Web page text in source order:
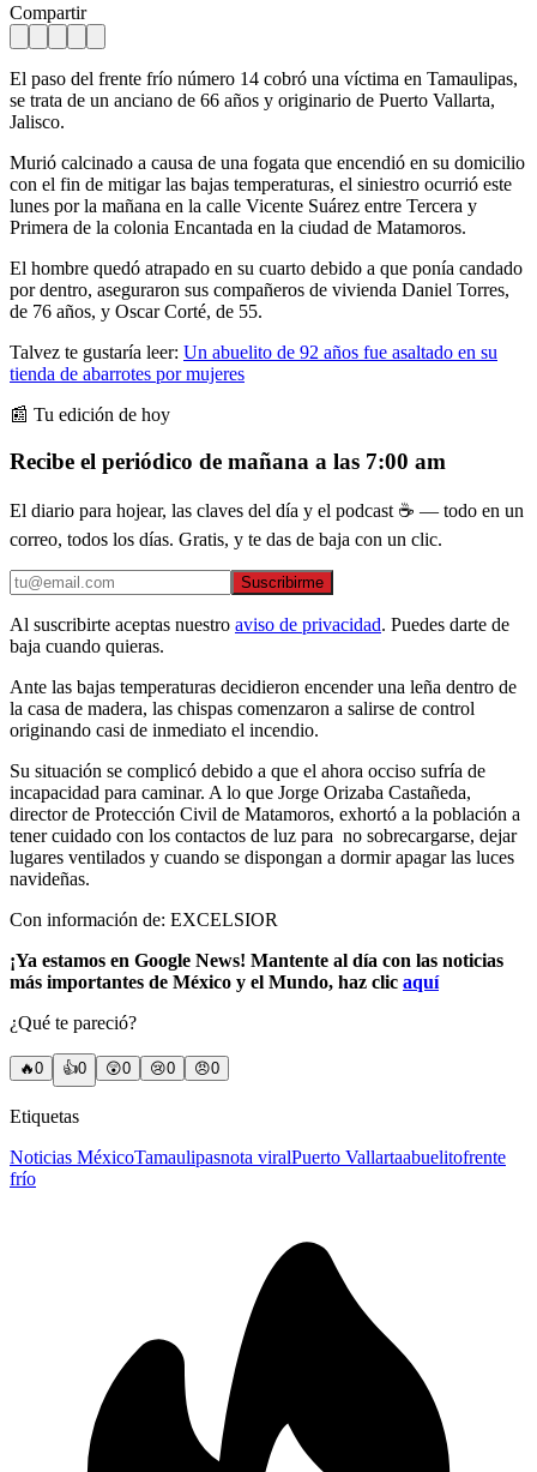
Compartir
El paso del frente frío número 14 cobró una víctima en Tamaulipas,
se trata de un anciano de 66 años y originario de Puerto Vallarta,
Jalisco.
Murió calcinado a causa de una fogata que encendió en su domicilio
con el fin de mitigar las bajas temperaturas, el siniestro ocurrió este
lunes por la mañana en la calle Vicente Suárez entre Tercera y
Primera de la colonia Encantada en la ciudad de Matamoros.
El hombre quedó atrapado en su cuarto debido a que ponía candado
por dentro, aseguraron sus compañeros de vivienda Daniel Torres,
de 76 años, y Oscar Corté, de 55.
Talvez te gustaría leer: Un abuelito de 92 años fue asaltado en su
tienda de abarrotes por mujeres
📰 Tu edición de hoy
Recibe el periódico de mañana a las 7:00 am
El diario para hojear, las claves del día y el podcast ☕ — todo en un
correo, todos los días. Gratis, y te das de baja con un clic.
Suscribirme
Al suscribirte aceptas nuestro aviso de privacidad. Puedes darte de
baja cuando quieras.
Ante las bajas temperaturas decidieron encender una leña dentro de
la casa de madera, las chispas comenzaron a salirse de control
originando casi de inmediato el incendio.
Su situación se complicó debido a que el ahora occiso sufría de
incapacidad para caminar. A lo que Jorge Orizaba Castañeda,
director de Protección Civil de Matamoros, exhortó a la población a
tener cuidado con los contactos de luz para no sobrecargarse, dejar
lugares ventilados y cuando se dispongan a dormir apagar las luces
navideñas.
Con información de: EXCELSIOR
¡Ya estamos en Google News! Mantente al día con las noticias
más importantes de México y el Mundo, haz clic aquí
¿Qué te pareció?
🔥0 👍0 😲0 😢0 😠0
Etiquetas
Noticias MéxicoTamaulipasnota viralPuerto Vallartaabuelitofrente
frío